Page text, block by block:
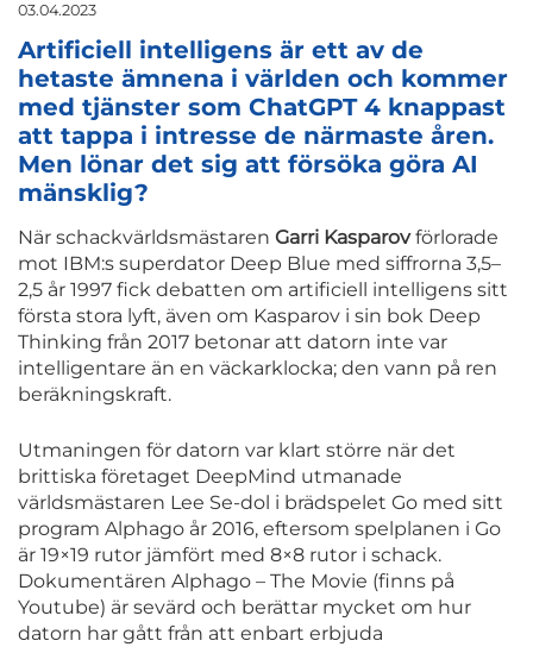
03.04.2023
Artificiell intelligens är ett av de
hetaste ämnena i världen och kommer
med tjänster som ChatGPT 4 knappast
att tappa i intresse de närmaste åren.
Men lönar det sig att försöka göra AI
mänsklig?
När schackvärldsmästaren Garri Kasparovförlorade
mot IBM:s superdator Deep Blue med siffrorna 3,5–
2,5 år 1997 fick debatten om artificiell intelligens sitt
första stora lyft, även om Kasparov i sin bok Deep
Thinking från 2017 betonar att datorn inte var
intelligentare än en väckarklocka; den vann på ren
beräkningskraft.
Utmaningen för datorn var klart större när det
brittiska företaget DeepMind utmanade
världsmästaren Lee Se-dol i brädspelet Go med sitt
program Alphago år 2016, eftersom spelplanen i Go
är 19×19 rutor jämfört med 8×8 rutor i schack.
Dokumentären Alphago – The Movie (finns på
Youtube) är sevärd och berättar mycket om hur
datorn har gått från att enbart erbjuda